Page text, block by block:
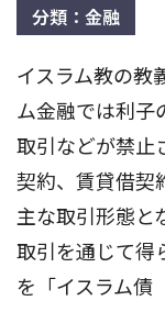
分類：金融
イスラム教の教
ム金融では利子
取引などが禁止
契約、賃貸借契
主な取引形態と
取引を通じて得
を「イスラム債